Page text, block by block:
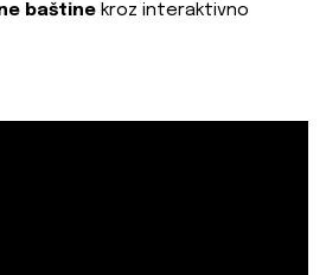
baštine kroz interaktivno